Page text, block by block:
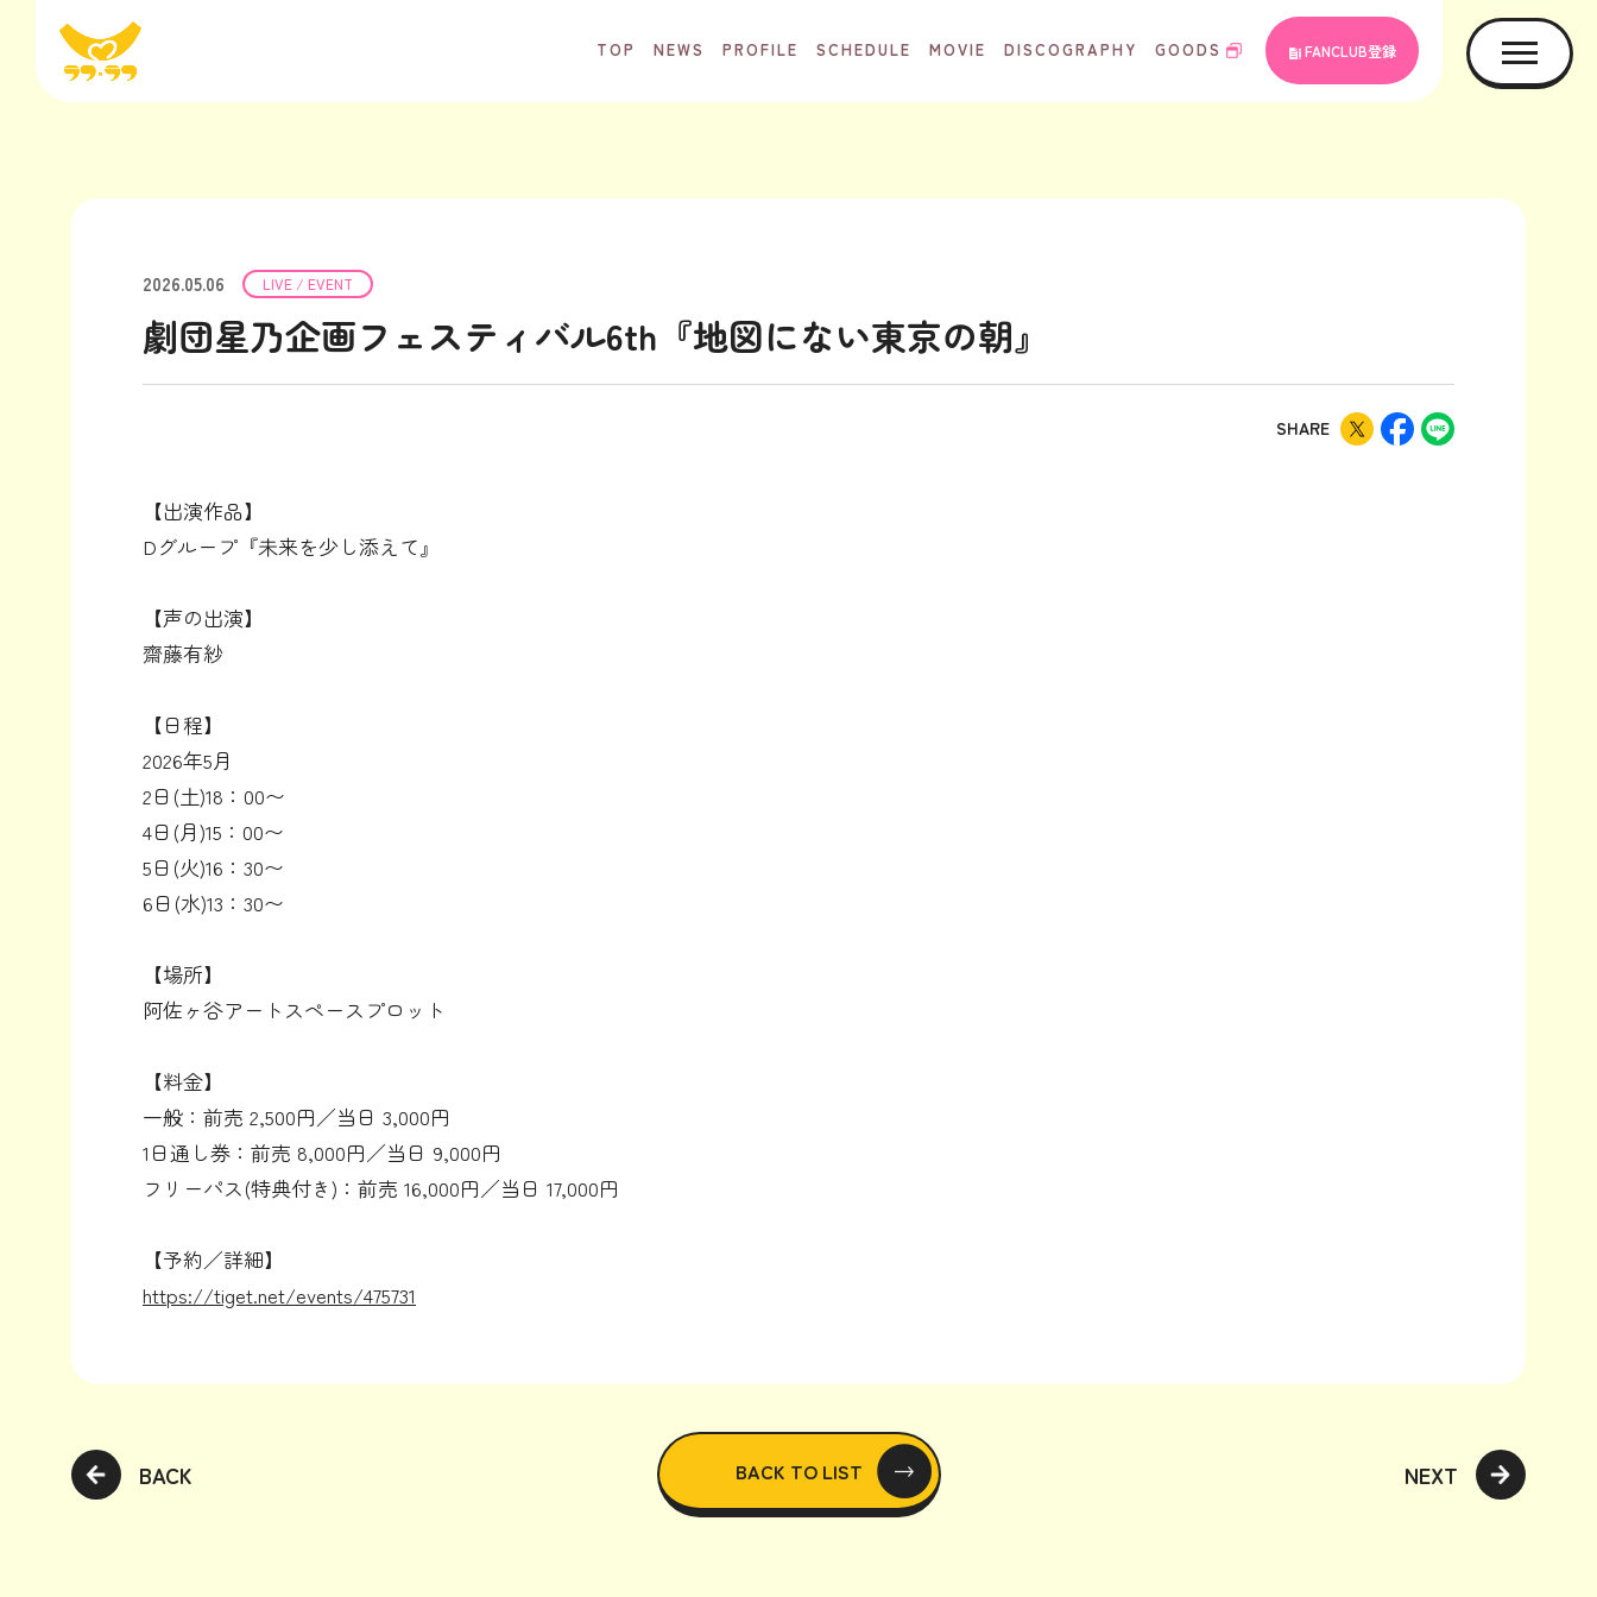
TOP NEWS PROFILE SCHEDULE MOVIE DISCOGRAPHY GOODS FANCLUB登録
2026.05.06 LIVE / EVENT
劇団星乃企画フェスティバル6th『地図にない東京の朝』
SHARE
【出演作品】
Dグループ『未来を少し添えて』
【声の出演】
齋藤有紗
【日程】
2026年5月
2日(土)18：00〜
4日(月)15：00〜
5日(火)16：30〜
6日(水)13：30〜
【場所】
阿佐ヶ谷アートスペースプロット
【料金】
一般：前売 2,500円／当日 3,000円
1日通し券：前売 8,000円／当日 9,000円
フリーパス(特典付き)：前売 16,000円／当日 17,000円
【予約／詳細】
https://tiget.net/events/475731
BACK BACK TO LIST NEXT